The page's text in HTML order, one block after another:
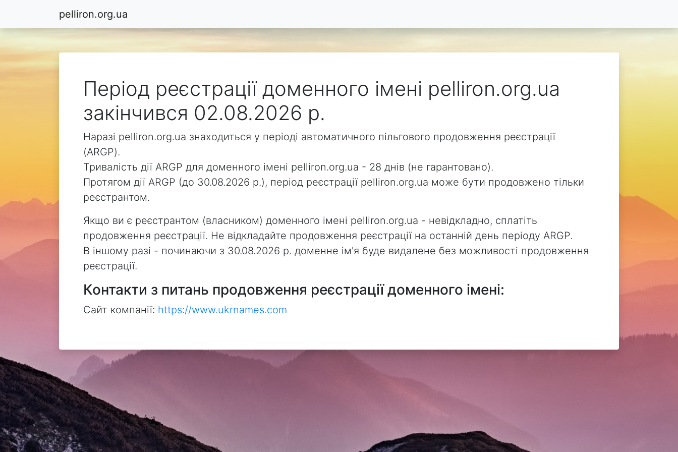
pelliron.org.ua
Період реєстрації доменного імені pelliron.org.ua
закінчився 02.08.2026 р.
Наразі pelliron.org.ua знаходиться у періоді автоматичного пільгового продовження реєстрації
(ARGP).
Тривалість дії ARGP для доменного імені pelliron.org.ua - 28 днів (не гарантовано).
Протягом дії ARGP (до 30.08.2026 р.), період реєстрації pelliron.org.ua може бути продовжено тільки
реєстрантом.
Якщо ви є реєстрантом (власником) доменного імені pelliron.org.ua - невідкладно, сплатіть
продовження реєстрації. Не відкладайте продовження реєстрації на останній день періоду ARGP.
В іншому разі - починаючи з 30.08.2026 р. доменне ім'я буде видалене без можливості продовження
реєстрації.
Контакти з питань продовження реєстрації доменного імені:
Сайт компанії: https://www.ukrnames.com